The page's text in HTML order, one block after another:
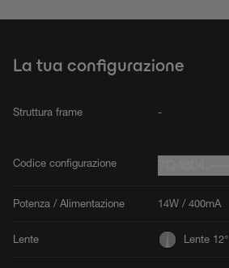
La tua configurazione
Struttura frame -
Codice configurazione
Potenza / Alimentazione 14W / 400mA
Lente Lente 12°